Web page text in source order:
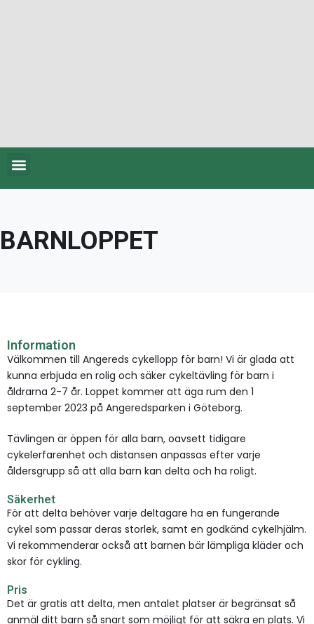
BARNLOPPET
Information
Välkommen till Angereds cykellopp för barn! Vi är glada att
kunna erbjuda en rolig och säker cykeltävling för barn i
åldrarna 2-7 år. Loppet kommer att äga rum den 1
september 2023 på Angeredsparken i Göteborg.
Tävlingen är öppen för alla barn, oavsett tidigare
cykelerfarenhet och distansen anpassas efter varje
åldersgrupp så att alla barn kan delta och ha roligt.
Säkerhet
För att delta behöver varje deltagare ha en fungerande
cykel som passar deras storlek, samt en godkänd cykelhjälm.
Vi rekommenderar också att barnen bär lämpliga kläder och
skor för cykling.
Pris
Det är gratis att delta, men antalet platser är begränsat så
anmäl ditt barn så snart som möjligt för att säkra en plats. Vi